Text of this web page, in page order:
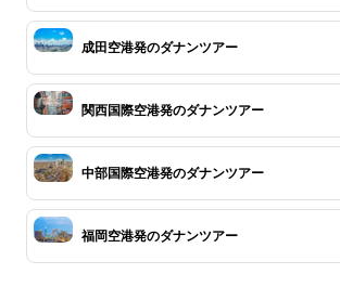
成田空港発のダナンツアー
関西国際空港発のダナンツアー
中部国際空港発のダナンツアー
福岡空港発のダナンツアー